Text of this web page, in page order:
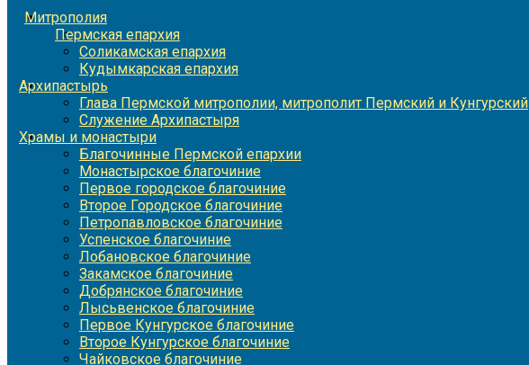
Митрополия
Пермская епархия
Соликамская епархия
Кудымкарская епархия
Архипастырь
Глава Пермской митрополии, митрополит Пермский и Кунгурский
Служение Архипастыря
Храмы и монастыри
Благочинные Пермской епархии
Монастырское благочиние
Первое городское благочиние
Второе Городское благочиние
Петропавловское благочиние
Успенское благочиние
Лобановское благочиние
Закамское благочиние
Добрянское благочиние
Лысьвенское благочиние
Первое Кунгурское благочиние
Второе Кунгурское благочиние
Чайковское благочиние